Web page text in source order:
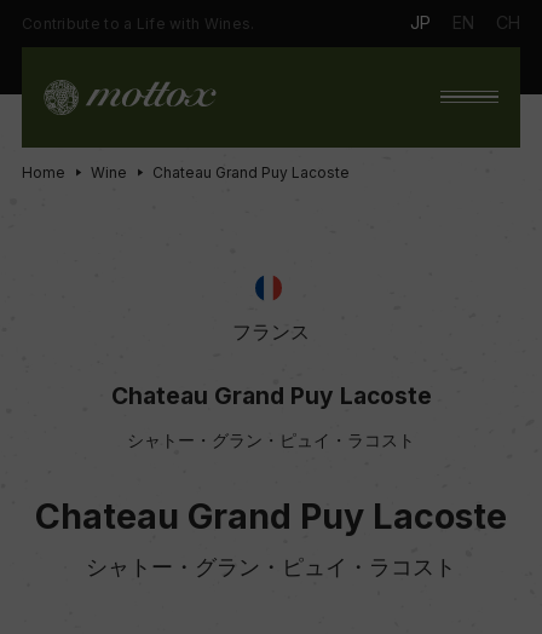
Contribute to a Life with Wines. JP EN CH
Home Wine Chateau Grand Puy Lacoste
フランス
Chateau Grand Puy Lacoste
シャトー・グラン・ピュイ・ラコスト
Chateau Grand Puy Lacoste
シャトー・グラン・ピュイ・ラコスト